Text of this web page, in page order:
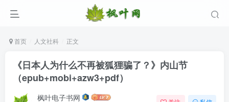
首页 人文社科 正文
《日本人为什么不再被狐狸骗了？》内山节
（epub+mobi+azw3+pdf）
枫叶电子书网